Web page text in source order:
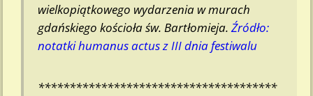
wielkopiątkowego wydarzenia w murach
gdańskiego kościoła św. Bartłomieja.Źródło:
notatki humanus actus z III dnia festiwalu
**************************************